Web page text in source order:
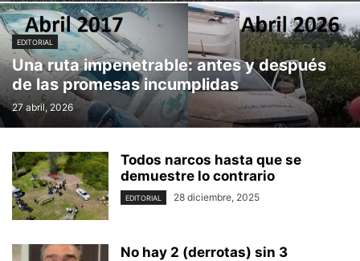
EDITORIAL
Una ruta impenetrable: antes y después
de las promesas incumplidas
27 abril, 2026
Todos narcos hasta que se
demuestre lo contrario
EDITORIAL 28 diciembre, 2025
No hay 2 (derrotas) sin 3